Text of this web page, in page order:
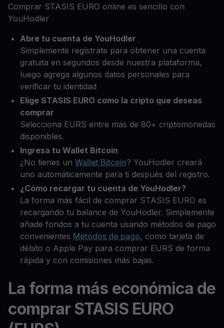
Comprar STASIS EURO online es sencillo con
YouHodler
Abre tu cuenta de YouHodler
Simplemente regístrate para obtener una cuenta
gratuita en segundos desde nuestra plataforma,
luego agrega algunos datos personales para
verificar tu identidad
Elige STASIS EURO como la cripto que deseas
comprar
Selecciona EURS entre más de 80+ criptomonedas
disponibles.
Ingresa tu Wallet Bitcoin
¿No tienes un Wallet Bitcoin? YouHodler creará
uno automáticamente para ti después del registro.
¿Cómo recargar tu cuenta de YouHodler?
La forma más fácil de comprar STASIS EURO es
recargando tu balance de YouHodler. Simplemente
añade fondos a tu cuenta usando métodos de pago
convenientes Metodos de pago, como tarjeta de
débito o Apple Pay para comprar EURS de forma
rápida y con comisiones más bajas.
La forma más económica de
comprar STASIS EURO